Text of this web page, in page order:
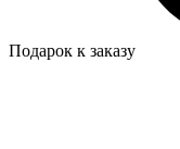
Подарок к заказу